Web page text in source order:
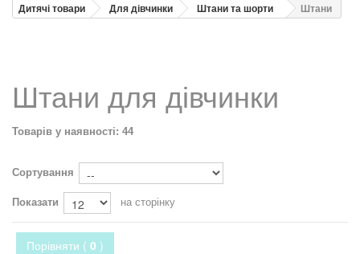
Дитячі товари Для дівчинки Штани та шорти Штани
Штани для дівчинки
Товарів у наявності: 44
Сортування
Показати
на сторінку
Порівняти ( 0 )